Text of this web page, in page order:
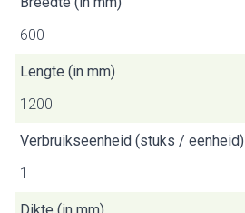
600
Lengte (in mm)
1200
Verbruikseenheid (stuks / eenheid)
1